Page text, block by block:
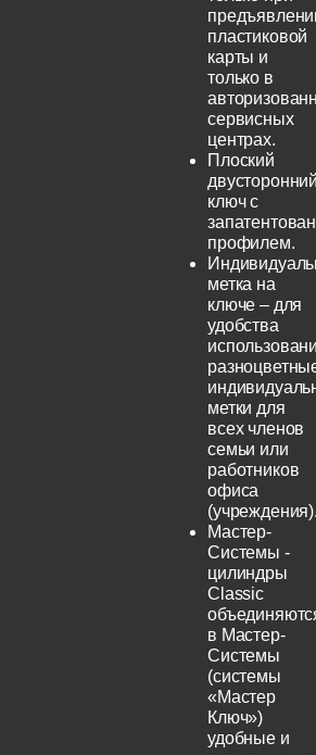
пластиковой
карты и
только в
сервисных
центрах.
Плоский
ключ с
профилем.
метка на
ключе – для
удобства
метки для
всех членов
семьи или
работников
офиса
Мастер-
Системы -
цилиндры
Classic
в Мастер-
Системы
(системы
«Мастер
Ключ»)
удобные и